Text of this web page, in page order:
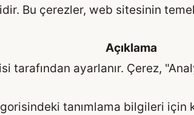
Bu çerezler, web sitesinin
Açıklama
tarafından ayarlanır. Çerez,
tanımlama bilgileri için